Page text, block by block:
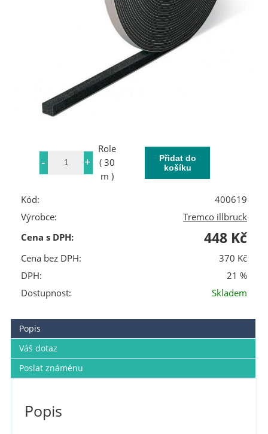
Role
( 30
m )
Kód:
400619
Výrobce:
Tremco illbruck
Cena s DPH:
448 Kč
Cena bez DPH:
370 Kč
DPH:
21 %
Dostupnost:
Skladem
Popis
Váš dotaz
Poslat známénu
Popis